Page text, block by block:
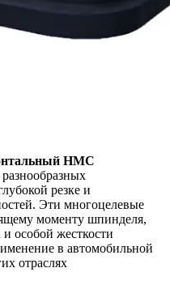
HMC
резке и
Эти многоцелевые
моменту шпинделя,
особой жесткости
в автомобильной
отраслях